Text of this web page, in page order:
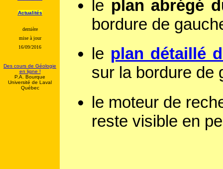
Actualités
dernière
mise à jour
16/09/2016
Des cours de Géologie
en ligne !
P.A. Bourque
Université de Laval
Québec
le plan abrégé
bordure de
le plan détaillé
sur la bordure de
le moteur de
reste visible en